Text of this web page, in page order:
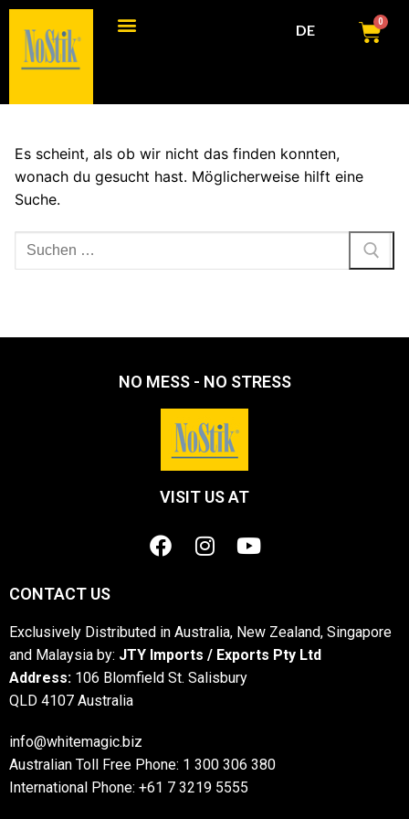
DE 0
Es scheint, als ob wir nicht das finden konnten,
wonach du gesucht hast. Möglicherweise hilft eine
Suche.
NO MESS - NO STRESS
VISIT US AT
CONTACT US
Exclusively Distributed in Australia, New Zealand, Singapore
and Malaysia by: JTY Imports / Exports Pty Ltd
Address: 106 Blomfield St. Salisbury
QLD 4107 Australia
info@whitemagic.biz
Australian Toll Free Phone: 1 300 306 380
International Phone: +61 7 3219 5555